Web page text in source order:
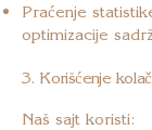
Praćenje
optimizacije
3. Korišćenje
Naš sajt koristi: